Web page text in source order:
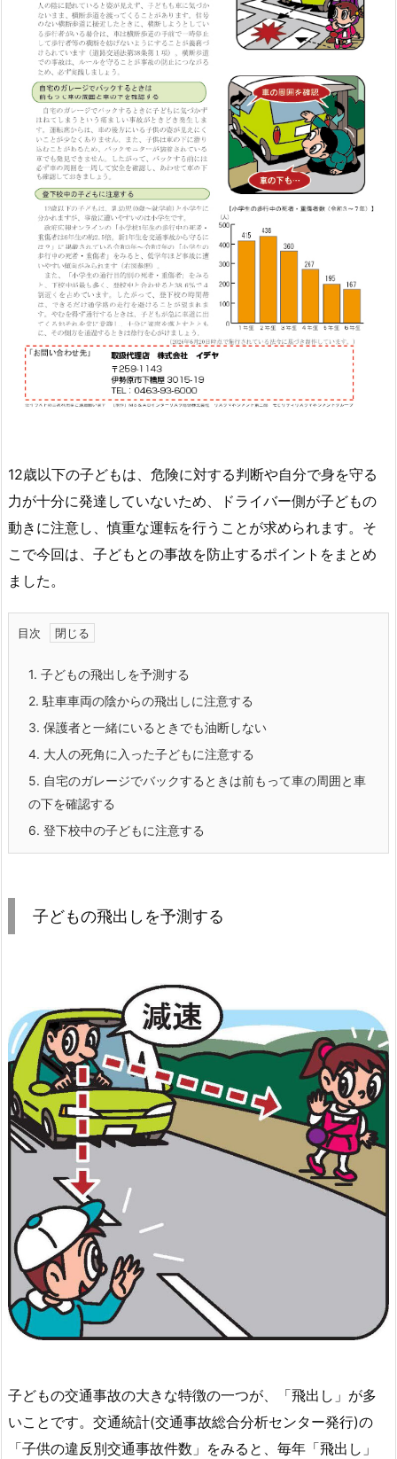
12歳以下の子どもは、危険に対する判断や自分で身を守る
力が十分に発達していないため、ドライバー側が子どもの
動きに注意し、慎重な運転を行うことが求められます。そ
こで今回は、子どもとの事故を防止するポイントをまとめ
ました。
目次
1. 子どもの飛出しを予測する
2. 駐車車両の陰からの飛出しに注意する
3. 保護者と一緒にいるときでも油断しない
4. 大人の死角に入った子どもに注意する
5. 自宅のガレージでバックするときは前もって車の周囲と車
の下を確認する
6. 登下校中の子どもに注意する
子どもの飛出しを予測する
子どもの交通事故の大きな特徴の一つが、「飛出し」が多
いことです。交通統計(交通事故総合分析センター発行)の
「子供の違反別交通事故件数」をみると、毎年「飛出し」